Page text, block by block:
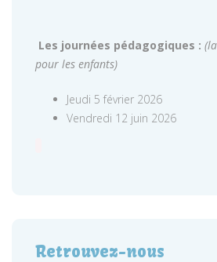
Les journées pédagogiques :
pour les enfants)
Jeudi 5 février 2026
Vendredi 12 juin 2026
Retrouvez-nous